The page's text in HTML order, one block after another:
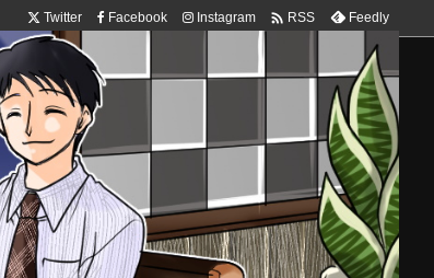
Twitter Facebook Instagram  RSS Feedly